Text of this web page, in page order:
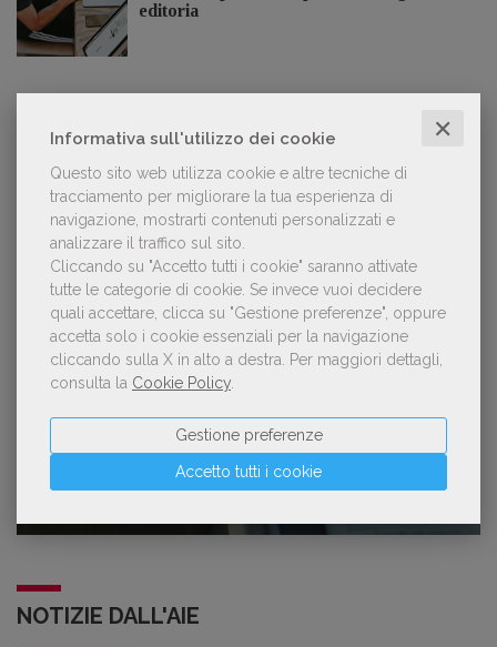
Informativa sull'utilizzo dei cookie ✕
Questo sito web utilizza cookie e altre tecniche di
tracciamento per migliorare la tua esperienza di
navigazione, mostrarti contenuti personalizzati e
analizzare il traffico sul sito.
Cliccando su "Accetto tutti i cookie" saranno attivate
tutte le categorie di cookie. Se invece vuoi decidere
quali accettare, clicca su "Gestione preferenze", oppure
accetta solo i cookie essenziali per la navigazione
cliccando sulla X in alto a destra.
Per maggiori dettagli,
consulta la Cookie Policy
Accetto tutti i cookie
Gestione preferenze
editoria
LE PIÙ LETTE
Con Nolan l’Odissea torna al cinema e cresce in
libreria
Forse è il momento di cambiare prospettiva
sull’intelligenza artificiale
Kobo ha rifiutato il 45% dei testi ricevuti per
sospetto utilizzo dell’IA
NOTIZIE DALL'AIE